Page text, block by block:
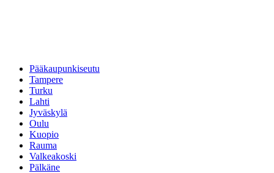
Pääkaupunkiseutu
Tampere
Turku
Lahti
Jyväskylä
Oulu
Kuopio
Rauma
Valkeakoski
Pälkäne